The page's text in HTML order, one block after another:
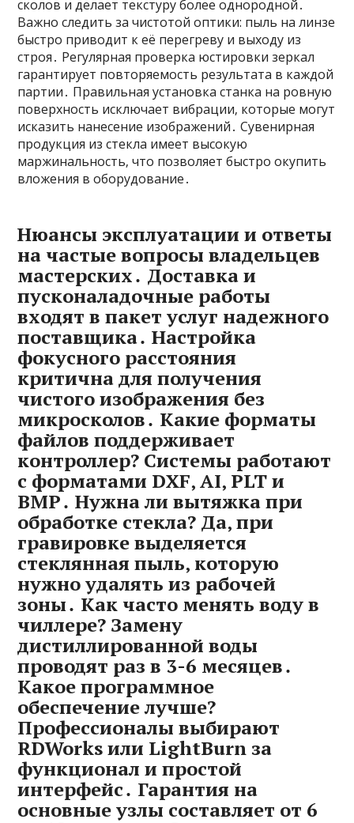
сколов и делает текстуру более однородной․
Важно следить за чистотой оптики: пыль на линзе
быстро приводит к её перегреву и выходу из
строя․ Регулярная проверка юстировки зеркал
гарантирует повторяемость результата в каждой
партии․ Правильная установка станка на ровную
поверхность исключает вибрации‚ которые могут
исказить нанесение изображений․ Сувенирная
продукция из стекла имеет высокую
маржинальность‚ что позволяет быстро окупить
вложения в оборудование․
Нюансы эксплуатации и ответы
на частые вопросы владельцев
мастерских․ Доставка и
пусконаладочные работы
входят в пакет услуг надежного
поставщика․ Настройка
фокусного расстояния
критична для получения
чистого изображения без
микросколов․ Какие форматы
файлов поддерживает
контроллер? Системы работают
с форматами DXF‚ AI‚ PLT и
BMP․ Нужна ли вытяжка при
обработке стекла? Да‚ при
гравировке выделяется
стеклянная пыль‚ которую
нужно удалять из рабочей
зоны․ Как часто менять воду в
чиллере? Замену
дистиллированной воды
проводят раз в 3-6 месяцев․
Какое программное
обеспечение лучше?
Профессионалы выбирают
RDWorks или LightBurn за
функционал и простой
интерфейс․ Гарантия на
основные узлы составляет от 6